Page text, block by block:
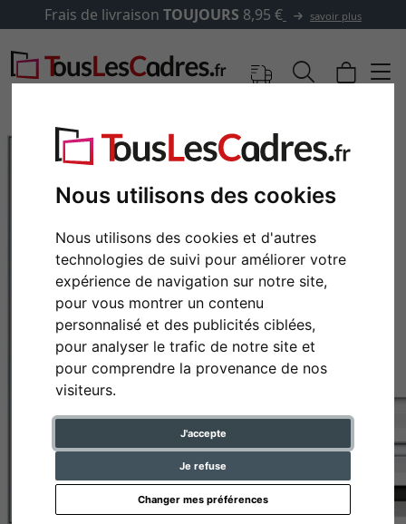
Nous utilisons des cookies
Nous utilisons des cookies et d'autres
technologies de suivi pour améliorer votre
expérience de navigation sur notre site,
pour vous montrer un contenu
personnalisé et des publicités ciblées,
pour analyser le trafic de notre site et
pour comprendre la provenance de nos
visiteurs.
J'accepte
Je refuse
Changer mes préférences
Frais de livraison TOUJOURS 8,95 € savoir plus
Retour